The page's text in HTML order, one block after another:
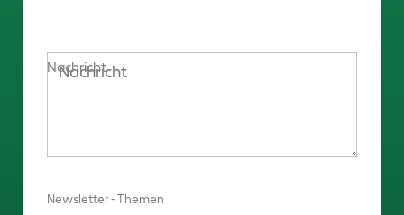
Nachricht
Newsletter - Themen